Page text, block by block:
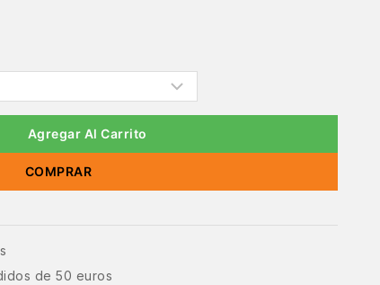
Agregar Al Carrito
COMPRAR
de 50 euros